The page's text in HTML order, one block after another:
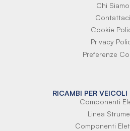
Chi Siamo
Contattaci
Cookie
Privacy
Preferenze
RICAMBI PER
Componenti
Linea
Componenti